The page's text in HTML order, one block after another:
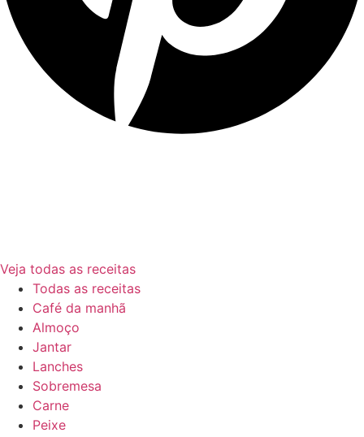
Veja todas as receitas
Todas as receitas
Café da manhã
Almoço
Jantar
Lanches
Sobremesa
Carne
Peixe